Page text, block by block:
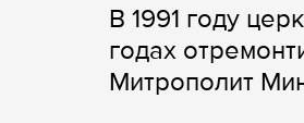
В 1991 году
годах
Митрополит